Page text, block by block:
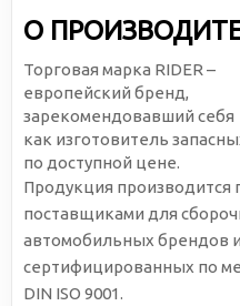
О
Торговая марка RIDER –
европейский бренд,
зарекомендовавший себя
как изготовитель
по доступной цене.
Продукция производится
поставщиками для
автомобильных брендов
сертифицированных по
DIN ISO 9001.